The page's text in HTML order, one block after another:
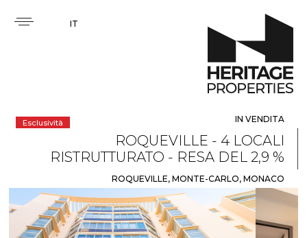
IT
IN VENDITA
ROQUEVILLE - 4 LOCALI
RISTRUTTURATO - RESA DEL 2,9 %
ROQUEVILLE, MONTE-CARLO, MONACO
Esclusività